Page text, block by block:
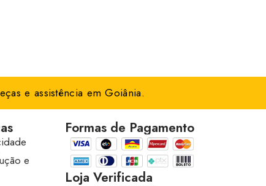
e assistência em Goiânia.
e
Formas de Pagamento
Loja Verificada